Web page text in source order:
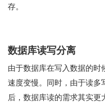
存。
数据库读写分离
由于数据库在写入数据的
速度变慢。同时，由于读多
后，数据库读的需求其实更